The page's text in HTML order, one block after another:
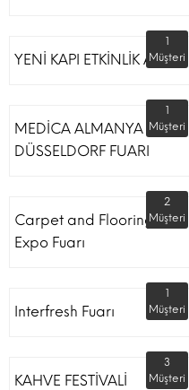
YENİ KAPI ETKİNLİK ALANI
1
Müşteri
MEDİCA ALMANYA
DÜSSELDORF FUARI
1
Müşteri
Carpet and Flooring
Expo Fuarı
2
Müşteri
Interfresh Fuarı
1
Müşteri
KAHVE FESTİVALİ
3
Müşteri